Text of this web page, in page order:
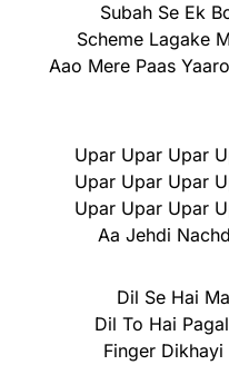
Subah Se Ek
Scheme Lagake
Aao Mere Paas
Upar Upar Upar
Upar Upar Upar
Upar Upar Upar
Aa Jehdi
Dil Se Hai
Dil To Hai
Finger